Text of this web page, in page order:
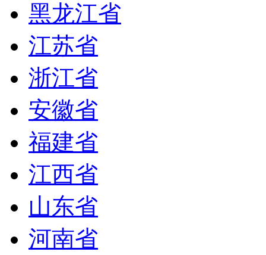
黑龙江省
江苏省
浙江省
安徽省
福建省
江西省
山东省
河南省